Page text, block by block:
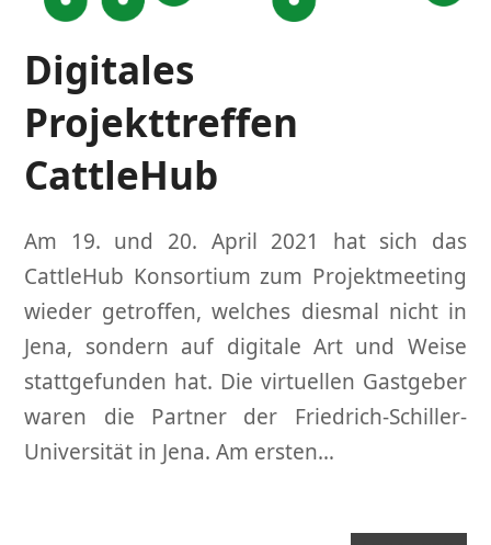
Digitales
Projekttreffen
CattleHub
Am 19. und 20. April 2021 hat sich das
CattleHub Konsortium zum Projektmeeting
wieder getroffen, welches diesmal nicht in
Jena, sondern auf digitale Art und Weise
stattgefunden hat. Die virtuellen Gastgeber
waren die Partner der Friedrich-Schiller-
Universität in Jena. Am ersten…